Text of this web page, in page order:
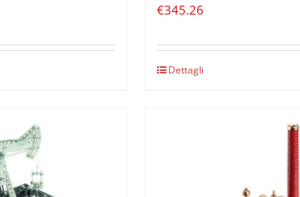
€345.26
Dettagli